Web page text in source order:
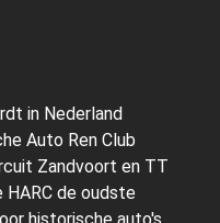
in Nederland
Auto Ren Club
Zandvoort en TT
HARC de oudste